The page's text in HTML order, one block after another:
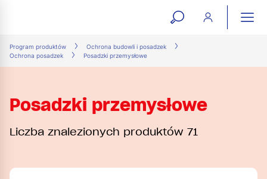
open
search
form
Program produktów
Ochrona budowli i posadzek
Ochrona posadzek
Posadzki przemysłowe
Posadzki przemysłowe
Liczba znalezionych produktów 71